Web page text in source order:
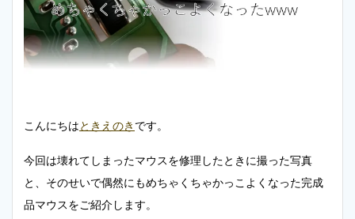
こんにちはときえのき です。
今回は壊れてしまったマウスを修理したときに撮った写真
と、そのせいで偶然にもめちゃくちゃかっこよくなった完成
品マウスをご紹介します。